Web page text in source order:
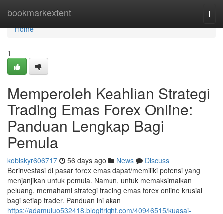
bookmarkextent
Home
Home
1
Memperoleh Keahlian Strategi
Trading Emas Forex Online:
Panduan Lengkap Bagi
Pemula
kobiskyr606717 56 days ago News
Discuss
Berinvestasi di pasar forex emas dapat/memiliki potensi yang
menjanjikan untuk pemula. Namun, untuk memaksimalkan
peluang, memahami strategi trading emas forex online krusial
bagi setiap trader. Panduan ini akan
https://adamuiuo532418.blogitright.com/40946515/kuasai-